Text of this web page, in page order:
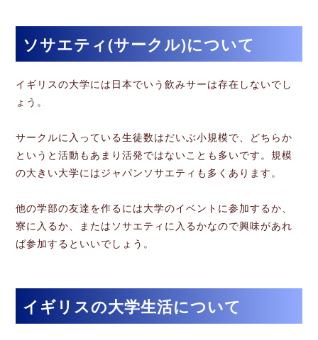
ソサエティ(サークル)について
イギリスの大学には日本でいう飲みサーは存在しないでし
ょう。
サークルに入っている生徒数はだいぶ小規模で、どちらか
というと活動もあまり活発ではないことも多いです。規模
の大きい大学にはジャパンソサエティも多くあります。
他の学部の友達を作るには大学のイベントに参加するか、
寮に入るか、またはソサエティに入るかなので興味があれ
ば参加するといいでしょう。
イギリスの大学生活について